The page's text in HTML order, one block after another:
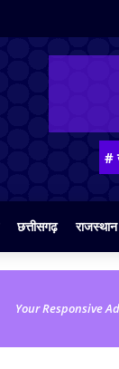
#
छत्तीसगढ़ राजस्थान
Your Responsive